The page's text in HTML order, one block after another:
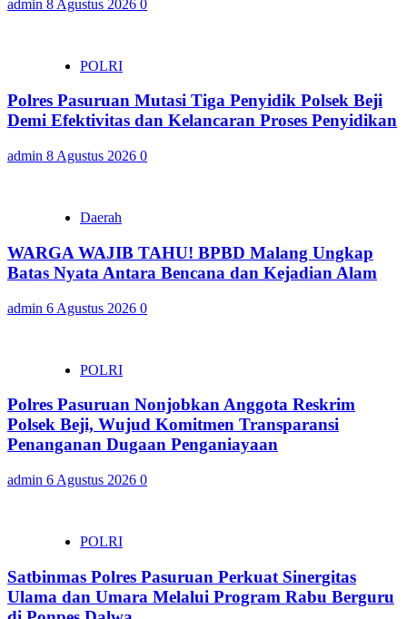
admin 8 Agustus 2026 0
POLRI
Polres Pasuruan Mutasi Tiga Penyidik Polsek Beji
Demi Efektivitas dan Kelancaran Proses Penyidikan
admin 8 Agustus 2026 0
Daerah
WARGA WAJIB TAHU! BPBD Malang Ungkap
Batas Nyata Antara Bencana dan Kejadian Alam
admin 6 Agustus 2026 0
POLRI
Polres Pasuruan Nonjobkan Anggota Reskrim
Polsek Beji, Wujud Komitmen Transparansi
Penanganan Dugaan Penganiayaan
admin 6 Agustus 2026 0
POLRI
Satbinmas Polres Pasuruan Perkuat Sinergitas
Ulama dan Umara Melalui Program Rabu Berguru